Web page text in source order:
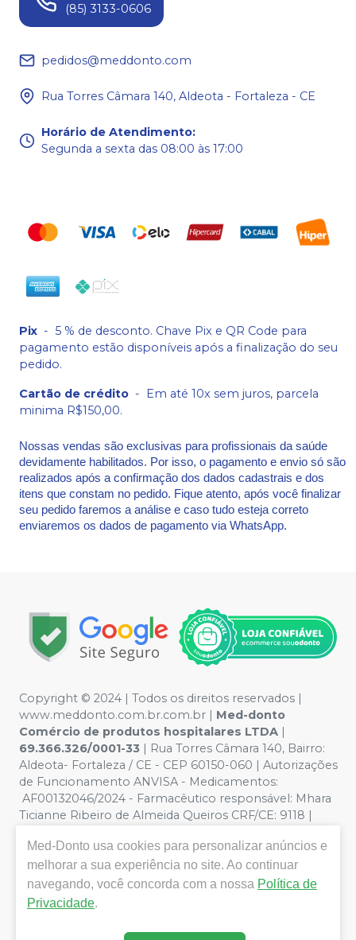
(85) 3133-0606
pedidos@meddonto.com
Rua Torres Câmara 140, Aldeota - Fortaleza - CE
Horário de Atendimento:
Segunda a sexta das 08:00 às 17:00
Pix - 5 % de desconto. Chave Pix e QR Code para
pagamento estão disponíveis após a finalização do seu
pedido.
Cartão de crédito - Em até 10x sem juros, parcela
minima R$150,00.
Nossas vendas são exclusivas para profissionais da saúde
devidamente habilitados. Por isso, o pagamento e envio só são
realizados após a confirmação dos dados cadastrais e dos
itens que constam no pedido. Fique atento, após você finalizar
seu pedido faremos a análise e caso tudo esteja correto
enviaremos os dados de pagamento via WhatsApp.
Copyright © 2024 | Todos os direitos reservados |
www.meddonto.com.br.com.br | Med-donto
Comércio de produtos hospitalares LTDA |
69.366.326/0001-33 | Rua Torres Câmara 140, Bairro:
Aldeota- Fortaleza / CE - CEP 60150-060 | Autorizações
de Funcionamento ANVISA - Medicamentos:
AF00132046/2024 - Farmacêutico responsável: Mhara
Ticianne Ribeiro de Almeida Queiros CRF/CE: 9118 |
ilustrativas - Os preços e condições da loja virtual estão
sujeitos a alterações. Em caso de divergência de preços
no site, o valor válido é o do Carrinho de Compra. Não
vendemos por atacado, por isso nos reservamos o
Med-Donto usa cookies para personalizar anúncios e
melhorar a sua experiência no site. Ao continuar
navegando, você concorda com a nossa Política de
Privacidade.